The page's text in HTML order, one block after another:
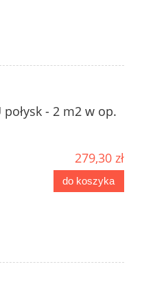
- 2 m2 w op.
279,30 zł
do koszyka